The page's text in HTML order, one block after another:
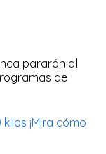
pararán al
de
¡Mira cómo